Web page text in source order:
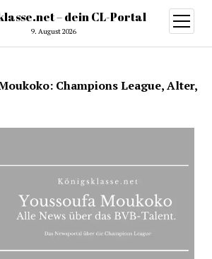
– dein CL-Portal
9. August 2026
Menü
öffnen
Champions League, Alter,